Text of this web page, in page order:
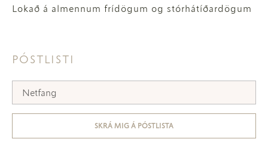
Lokað á almennum frídögum og stórhátíðardögum
PÓSTLISTI
SKRÁ MIG Á PÓSTLISTA